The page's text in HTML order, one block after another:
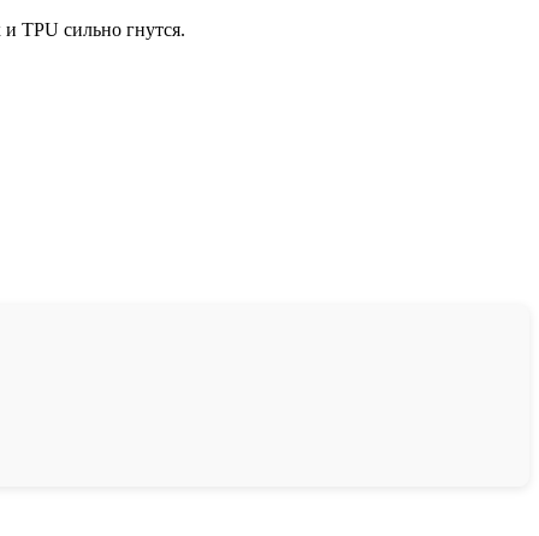
TPU сильно гнутся.